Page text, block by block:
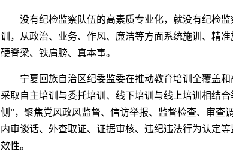
没有纪检监察队伍的高素质专业化，就没有纪检
训，从政治、业务、作风、廉洁等方面系统施训、精
硬脊梁、铁肩膀、真本事。
宁夏回族自治区纪委监委在推动教育培训全覆盖
采取自主培训与委托培训、线下培训与线上培训相结
侧”，聚焦党风政风监督、信访举报、监督检查、审查
内审谈话、外查取证、证据审核、违纪违法行为认定
效性。